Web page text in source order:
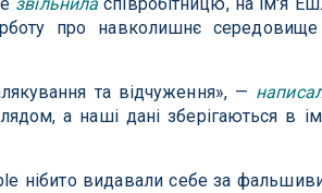
звільнила співробітницю, на ім'я
про навколишнє середовище
та відчуження», —
а наші дані зберігаються в
нібито видавали себе за